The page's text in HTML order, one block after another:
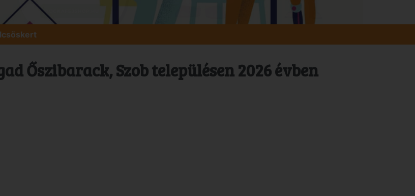
Őszibarack, Szob településen 2026 évben